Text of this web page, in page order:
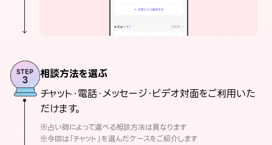
相談方法を選ぶ
チャット・電話・メッセージ・ビデオ対面をご利用いた
だけます。
※占い師によって選べる相談方法は異なります
※今回は「チャット」を選んだケースをご紹介します